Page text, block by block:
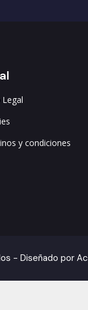
y condiciones
- Diseñado por